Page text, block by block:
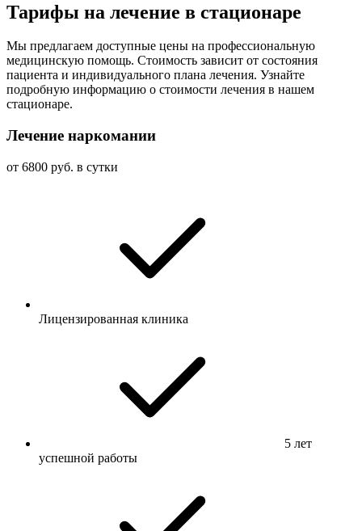
Тарифы на лечение в стационаре
Мы предлагаем доступные цены на профессиональную
медицинскую помощь. Стоимость зависит от состояния
пациента и индивидуального плана лечения. Узнайте
подробную информацию о стоимости лечения в нашем
стационаре.
Лечение наркомании
от 6800 руб. в сутки
Лицензированная клиника
5 лет
успешной работы